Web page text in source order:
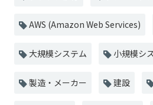
AWS (Amazon Web Services)
大規模システム 小規模シ
製造・メーカー 建設